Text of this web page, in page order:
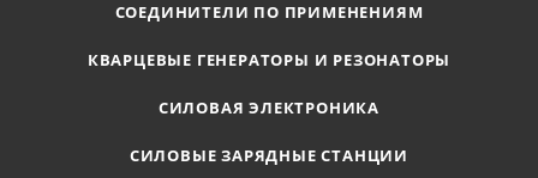
СОЕДИНИТЕЛИ ПО ПРИМЕНЕНИЯМ
КВАРЦЕВЫЕ ГЕНЕРАТОРЫ И РЕЗОНАТОРЫ
СИЛОВАЯ ЭЛЕКТРОНИКА
СИЛОВЫЕ ЗАРЯДНЫЕ СТАНЦИИ